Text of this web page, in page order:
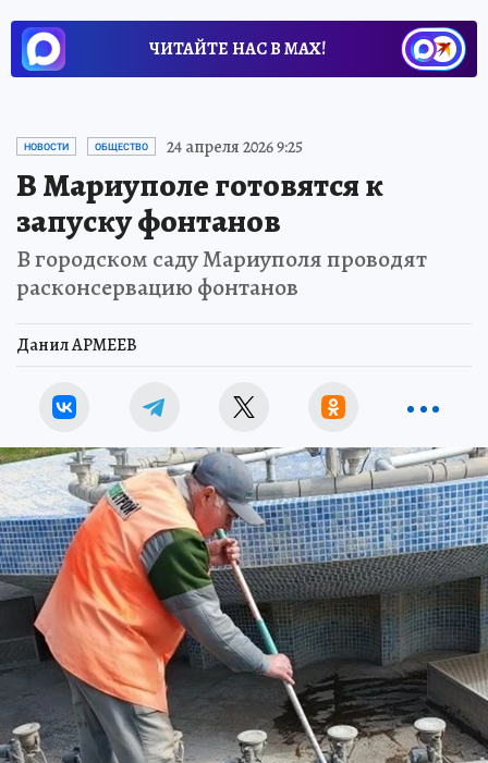
ЧИТАЙТЕ НАС В МАХ!
НОВОСТИ ОБЩЕСТВО 24 апреля 2026 9:25
В Мариуполе готовятся к
запуску фонтанов
В городском саду Мариуполя проводят
расконсервацию фонтанов
Данил АРМЕЕВ